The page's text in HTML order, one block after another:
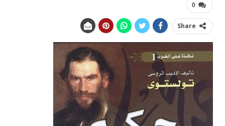
0
Share